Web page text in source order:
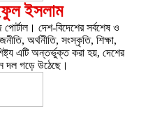
ইসলাম
দেশ-বিদেশের সর্বশেষ ও
অর্থনীতি, সংস্কৃতি, শিক্ষা,
এটি অন্তর্ভুক্ত করা হয়, দেশের
দল গড়ে উঠেছে।